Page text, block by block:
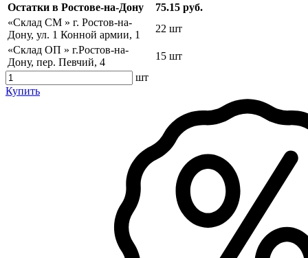
Остатки в Ростове-на-Дону
75.15 руб.
«Склад СМ » г. Ростов-на-
Дону, ул. 1 Конной армии, 1
22 шт
«Склад ОП » г.Ростов-на-
Дону, пер. Певчий, 4
15 шт
шт
Купить